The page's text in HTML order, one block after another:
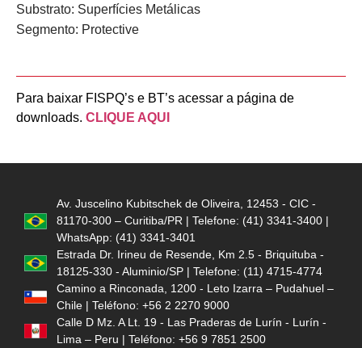
Substrato: Superfícies Metálicas
Segmento: Protective
Para baixar FISPQ’s e BT’s acessar a página de
downloads. CLIQUE AQUI
Av. Juscelino Kubitschek de Oliveira, 12453 - CIC -
81170-300 – Curitiba/PR | Telefone: (41) 3341-3400 |
WhatsApp: (41) 3341-3401
Estrada Dr. Irineu de Resende, Km 2.5 - Briquituba -
18125-330 - Aluminio/SP | Telefone: (11) 4715-4774
Camino a Rinconada, 1200 - Leto Izarra – Pudahuel –
Chile | Teléfono: +56 2 2270 9000
Calle D Mz. A Lt. 19 - Las Praderas de Lurín - Lurín -
Lima – Peru | Teléfono: +56 9 7851 2500